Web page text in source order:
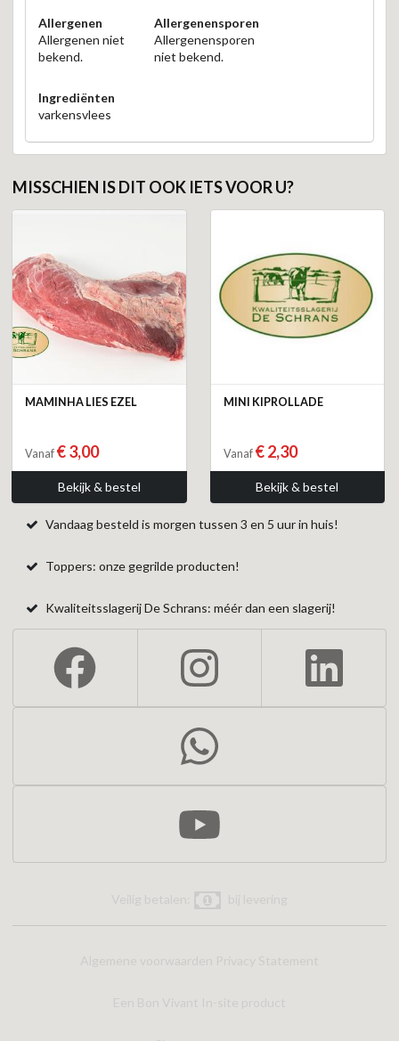
Allergenen
Allergenen niet
bekend.
Allergenensporen
Allergenensporen
niet bekend.
Ingrediënten
varkensvlees
MISSCHIEN IS DIT OOK IETS VOOR U?
MAMINHA LIES EZEL
Vanaf € 3,00
Bekijk & bestel
MINI KIPROLLADE
Vanaf € 2,30
Bekijk & bestel
Vandaag besteld is morgen tussen 3 en 5 uur in huis!
Toppers: onze gegrilde producten!
Kwaliteitsslagerij De Schrans: méér dan een slagerij!